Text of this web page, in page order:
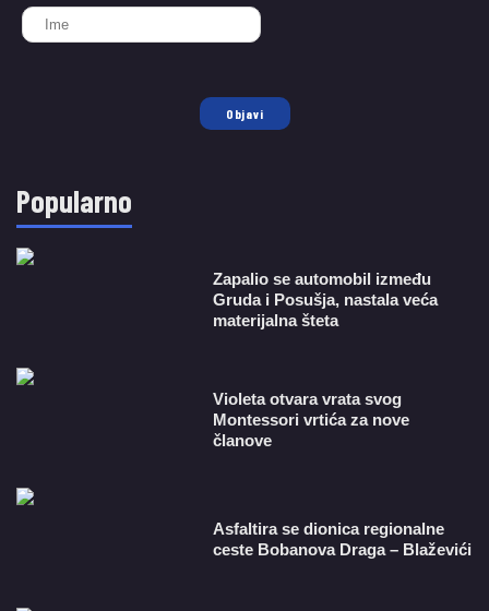
Objavi
Popularno
Zapalio se automobil između
Gruda i Posušja, nastala veća
materijalna šteta
Violeta otvara vrata svog
Montessori vrtića za nove
članove
Asfaltira se dionica regionalne
ceste Bobanova Draga – Blaževići